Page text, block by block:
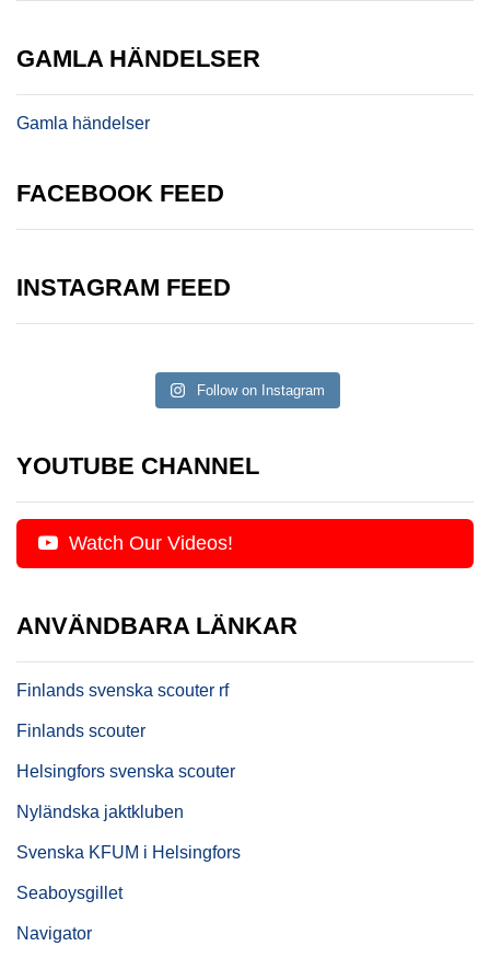
GAMLA HÄNDELSER
Gamla händelser
FACEBOOK FEED
INSTAGRAM FEED
Follow on Instagram
YOUTUBE CHANNEL
Watch Our Videos!
ANVÄNDBARA LÄNKAR
Finlands svenska scouter rf
Finlands scouter
Helsingfors svenska scouter
Nyländska jaktkluben
Svenska KFUM i Helsingfors
Seaboysgillet
Navigator